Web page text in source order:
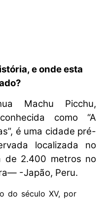
e onde esta
Machu Picchu,
como “A
é uma cidade pré-
localizada no
de 2.400 metros no
-Japão, Peru.
do século XV, por